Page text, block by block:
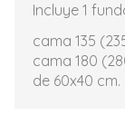
Incluye 1
cama 135
cama 180
de 60x40 cm.